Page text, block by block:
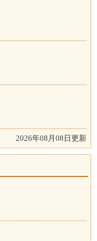
2026年08月08日更新